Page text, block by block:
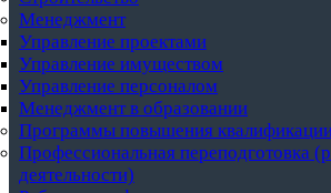
Менеджмент
Управление проектами
Управление имуществом
Управление персоналом
Менеджмент в образовании
Программы повышения
Профессиональная переподготовка
деятельности)